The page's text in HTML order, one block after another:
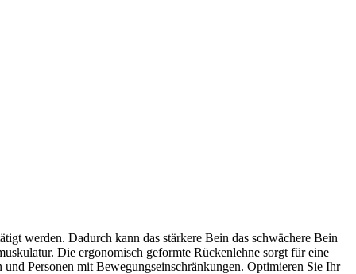
werden. Dadurch kann das stärkere Bein das schwächere Bein
Die ergonomisch geformte Rückenlehne sorgt für eine
Personen mit Bewegungseinschränkungen. Optimieren Sie Ihr